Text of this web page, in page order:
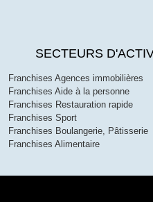
SECTEURS
Franchises Agences immobilières
Franchises Aide à la personne
Franchises Restauration rapide
Franchises Sport
Franchises Boulangerie, Pâtisserie
Franchises Alimentaire